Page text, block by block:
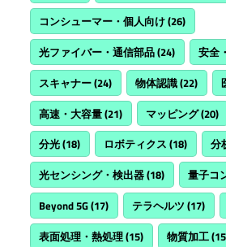
コンシューマー・個人向け(26)
光ファイバー・通信部品(24) 安全
スキャナー(24) 物体認識(22)
高速・大容量(21) マッピング(20)
分光(18) ロボティクス (18) 分
光センシング・検出器(18) 量子コ
Beyond 5G(17) テラヘルツ (17)
表面処理・熱処理(15) 物質加工